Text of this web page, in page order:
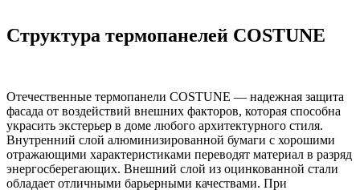
Структура термопанелей COSTUNE
Отечественные термопанели COSTUNE — надежная защита
фасада от воздействий внешних факторов, которая способна
украсить экстерьер в доме любого архитектурного стиля.
Внутренний слой алюминизированной бумаги с хорошими
отражающими характеристиками переводят материал в разряд
энергосберегающих. Внешний слой из оцинкованной стали
обладает отличными барьерными качествами. При